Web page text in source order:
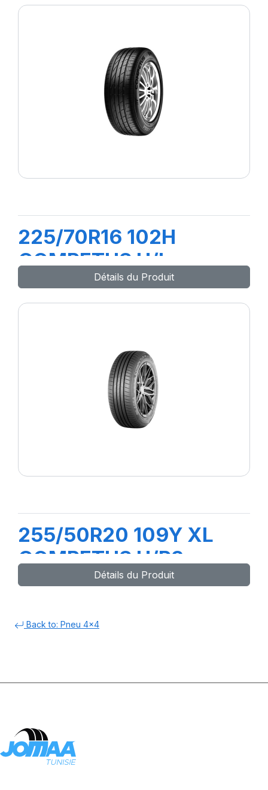
225/70R16 102H
COMPETUS H/L
Détails du Produit
255/50R20 109Y XL
COMPETUS H/P3
Détails du Produit
Back to: Pneu 4x4